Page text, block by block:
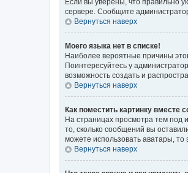
сервере. Сообщите
Вернуться наверх
Моего языка нет в списке!
Наиболее вероятные причины
Поинтересуйтесь у
возможность создать и
Вернуться наверх
Как поместить картинку вместе
На страницах просмотра тем под
то, сколько сообщений вы
можете использовать аватары,
Вернуться наверх